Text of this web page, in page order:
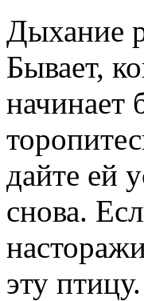
Дыхание
Бывает,
начинает
дайте ей
снова.
эту птицу.